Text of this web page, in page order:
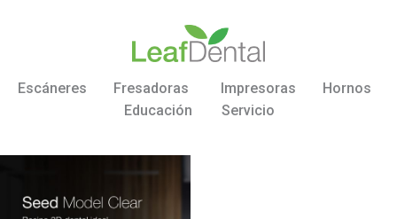
Escáneres Fresadoras Impresoras
Hornos
Educación
Servicio